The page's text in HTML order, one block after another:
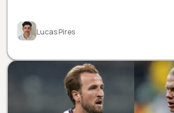
Lucas Pires